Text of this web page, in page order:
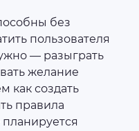
без
пользователя
— разыграть
желание
как создать
правила